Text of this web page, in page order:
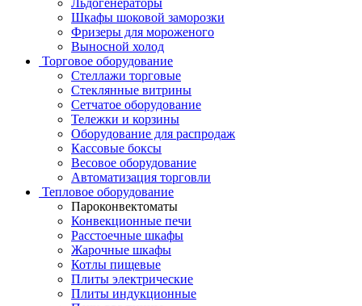
Льдогенераторы
Шкафы шоковой заморозки
Фризеры для мороженого
Выносной холод
Торговое оборудование
Стеллажи торговые
Стеклянные витрины
Сетчатое оборудование
Тележки и корзины
Оборудование для распродаж
Кассовые боксы
Весовое оборудование
Автоматизация торговли
Тепловое оборудование
Пароконвектоматы
Конвекционные печи
Расстоечные шкафы
Жарочные шкафы
Котлы пищевые
Плиты электрические
Плиты индукционные